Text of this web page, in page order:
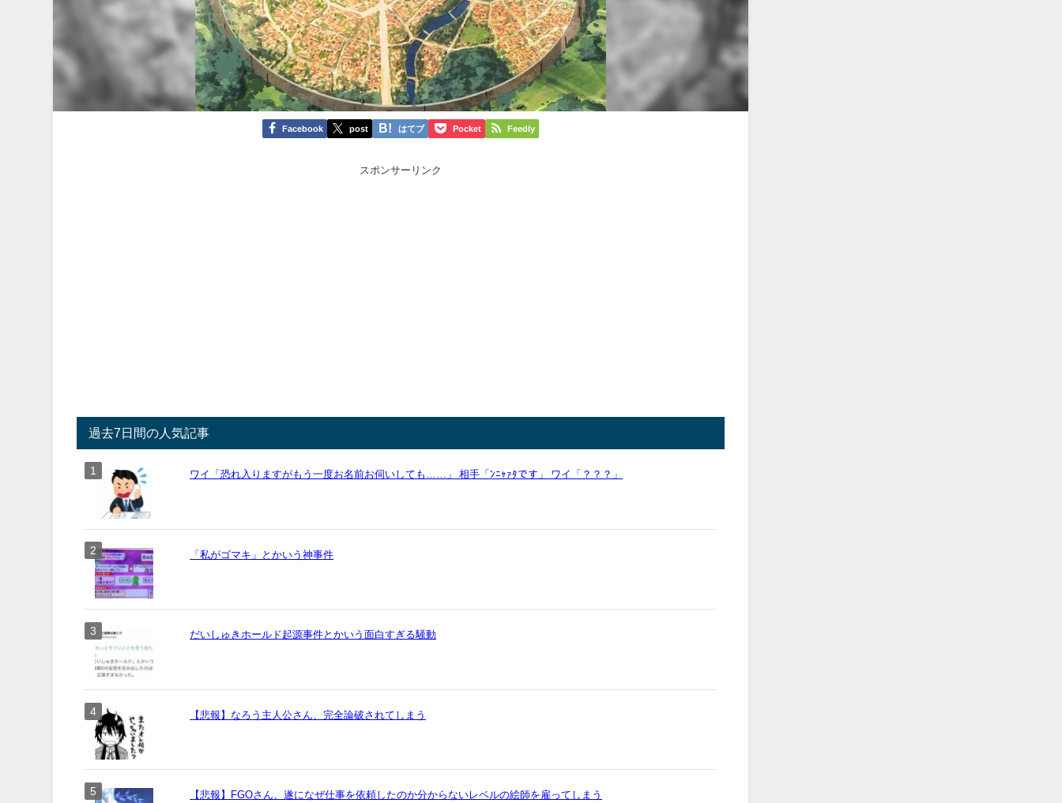
Facebook post はてブ Pocket Feedly
スポンサーリンク
過去7日間の人気記事
ワイ「恐れ入りますがもう一度お名前お伺いしても……」 相手「ﾝﾆｬｧﾀです」 ワイ「？？？」
「私がゴマキ」とかいう神事件
だいしゅきホールド起源事件とかいう面白すぎる騒動
【悲報】なろう主人公さん、完全論破されてしまう
【悲報】FGOさん、遂になぜ仕事を依頼したのか分からないレベルの絵師を雇ってしまう